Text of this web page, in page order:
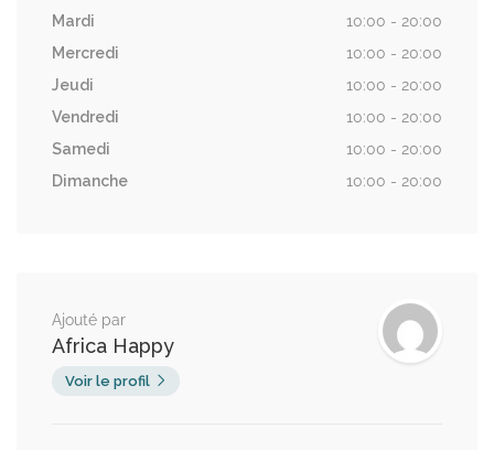
Mardi
10:00 - 20:00
Mercredi
10:00 - 20:00
Jeudi
10:00 - 20:00
Vendredi
10:00 - 20:00
Samedi
10:00 - 20:00
Dimanche
10:00 - 20:00
Ajouté par
Africa Happy
Voir le profil